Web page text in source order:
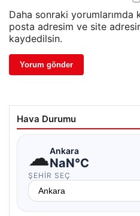
Daha sonraki yorumlarımda
posta adresim ve site
kaydedilsin.
Hava Durumu
☁Ankara
NaN°C
ŞEHIR SEÇ